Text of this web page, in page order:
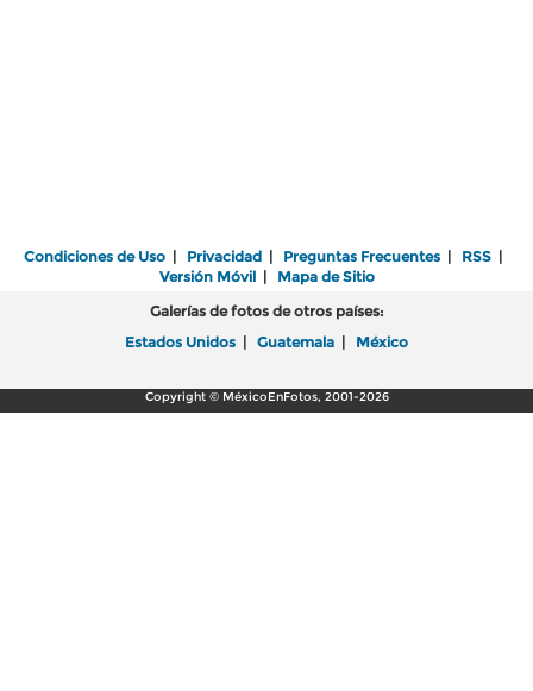
Condiciones de Uso | Privacidad | Preguntas Frecuentes | RSS |
Versión Móvil| Mapa de Sitio
Galerías de fotos de otros países:
Estados Unidos | Guatemala | México
Copyright © MéxicoEnFotos, 2001-2026